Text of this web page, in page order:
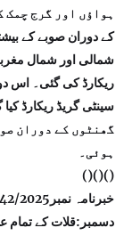
کے دوران صوبے کے
شمالی اور شمال
گھنٹوں کے دوران
ہوئی۔
()()()
خبرنامہ نمبر9442/2025